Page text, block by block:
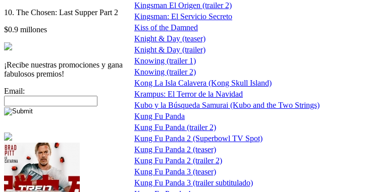
10. The Chosen: Last Supper Part 2
$0.9 millones
¡Recibe nuestras promociones y gana
fabulosos premios!
Email:
Kingsman El Origen (trailer 2)
Kingsman: El Servicio Secreto
Kiss of the Damned
Knight & Day (teaser)
Knight & Day (trailer)
Knowing (trailer 1)
Knowing (trailer 2)
Kong La Isla Calavera (Kong Skull Island)
Krampus: El Terror de la Navidad
Kubo y la Búsqueda Samurai (Kubo and the Two Strings)
Kung Fu Panda
Kung Fu Panda (trailer 2)
Kung Fu Panda 2 (Superbowl TV Spot)
Kung Fu Panda 2 (teaser)
Kung Fu Panda 2 (trailer 2)
Kung Fu Panda 3 (teaser)
Kung Fu Panda 3 (trailer subtitulado)